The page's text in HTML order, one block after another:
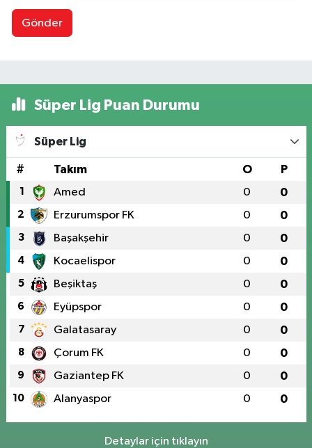
Gönder
Süper Lig Puan Durumu
Süper Lig
# Takım O P
1 Amed 0 0
2 Erzurumspor FK 0 0
3 Başakşehir 0 0
4 Kocaelispor 0 0
5 Beşiktaş 0 0
6 Eyüpspor 0 0
7 Galatasaray 0 0
8 Çorum FK 0 0
9 Gaziantep FK 0 0
10 Alanyaspor 0 0
Detaylar için tıklayın